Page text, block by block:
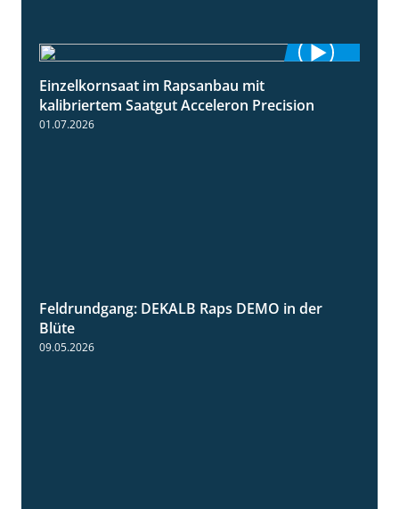
Einzelkornsaat im Rapsanbau mit
kalibriertem Saatgut Acceleron Precision
01.07.2026
2:37
Feldrundgang: DEKALB Raps DEMO in der
Blüte
09.05.2026